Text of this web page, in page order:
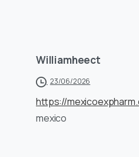
Williamheect
23/06/2026
https://
mexico